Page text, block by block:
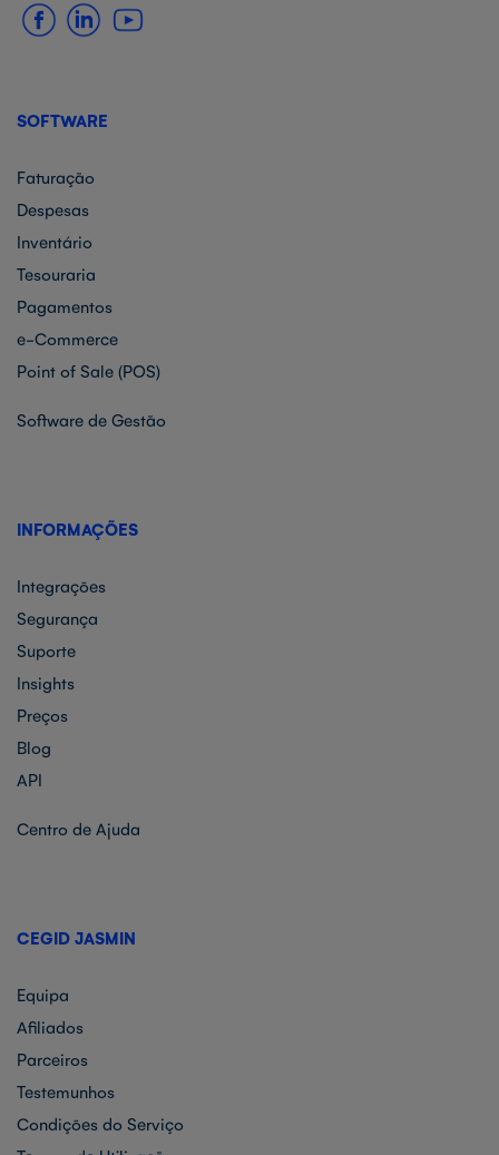
SOFTWARE
Faturação
Despesas
Inventário
Tesouraria
Pagamentos
e-Commerce
Point of Sale (POS)
Software de Gestão
INFORMAÇÕES
Integrações
Segurança
Suporte
Insights
Preços
Blog
API
Centro de Ajuda
CEGID JASMIN
Equipa
Afiliados
Parceiros
Testemunhos
Condições do Serviço